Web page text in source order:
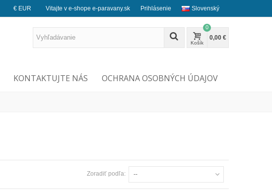
Slovenský
Vitajte v e-shope e-paravany.sk Prihlásenie
€ EUR
Košík
0
0,00 €
KONTAKTUJTE NÁS OCHRANA OSOBNÝCH ÚDAJOV
Zoradiť podľa: --